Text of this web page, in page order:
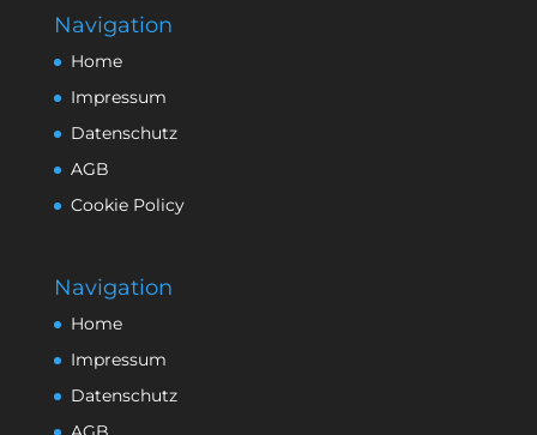
Navigation
Home
Impressum
Datenschutz
AGB
Cookie Policy
Navigation
Home
Impressum
Datenschutz